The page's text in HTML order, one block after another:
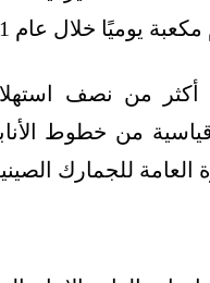
من نصف
من خطوط
العامة للجمارك